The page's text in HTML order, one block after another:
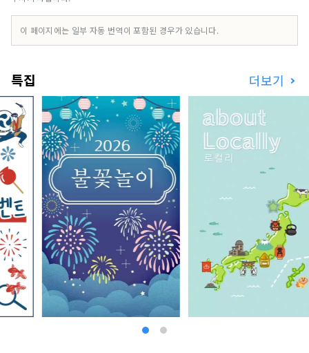
지에서 잡힌 신선한 재료로 만드는 요리와 술은 모
두 맛있습니다. 여러분의 5감을 치유해 주는 구마모
이 페이지에는 일부 자동 번역이 포함된 경우가 있습니다.
특집 더보기